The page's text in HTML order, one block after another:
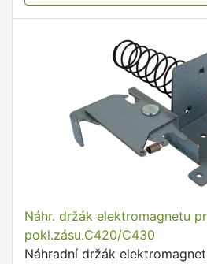
Náhr. držák elektromagnetu
pokl.zásu.C420/C430
Náhradní držák